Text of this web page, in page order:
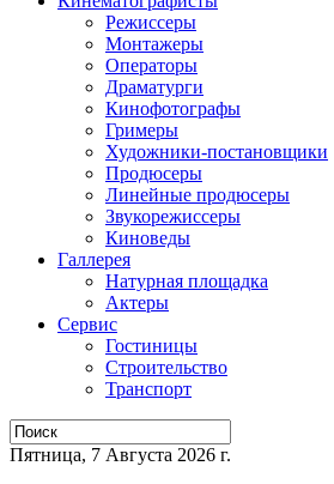
Режиссеры
Монтажеры
Операторы
Драматурги
Кинофотографы
Гримеры
Художники-постановщики
Продюсеры
Линейные продюсеры
Звукорежиссеры
Киноведы
Галлерея
Натурная площадка
Актеры
Сервис
Гостиницы
Строительство
Транспорт
Пятница, 7 Августа 2026 г.